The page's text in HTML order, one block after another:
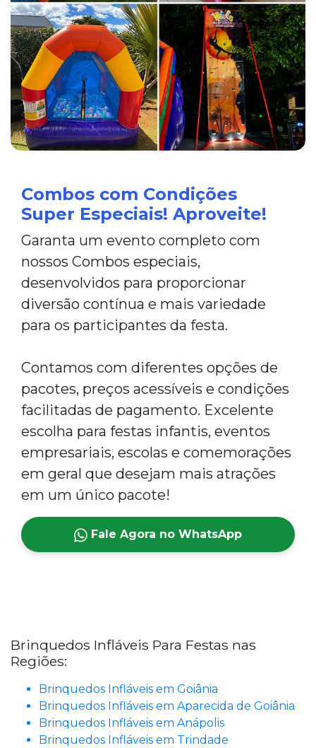
Combos com Condições
Super Especiais! Aproveite!
Garanta um evento completo com
nossos Combos especiais,
desenvolvidos para proporcionar
diversão contínua e mais variedade
para os participantes da festa.
Contamos com diferentes opções de
pacotes, preços acessíveis e condições
facilitadas de pagamento. Excelente
escolha para festas infantis, eventos
empresariais, escolas e comemorações
em geral que desejam mais atrações
em um único pacote!
Fale Agora no WhatsApp
Brinquedos Infláveis Para Festas nas
Regiões:
Brinquedos Infláveis em Goiânia
Brinquedos Infláveis em Aparecida de Goiânia
Brinquedos Infláveis em Anápolis
Brinquedos Infláveis em Trindade